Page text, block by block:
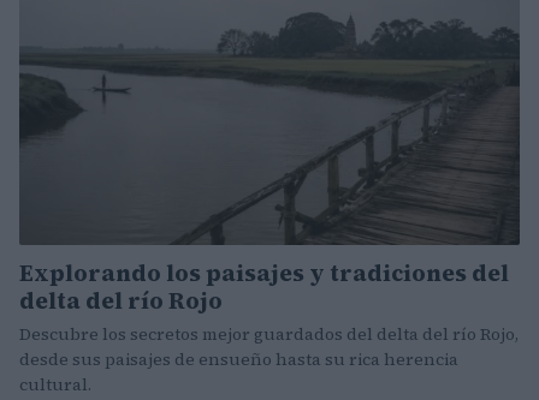
Explorando los paisajes y tradiciones del
delta del río Rojo
Descubre los secretos mejor guardados del delta del río Rojo,
desde sus paisajes de ensueño hasta su rica herencia
cultural.